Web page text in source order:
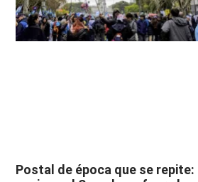
Postal de época que se repite: